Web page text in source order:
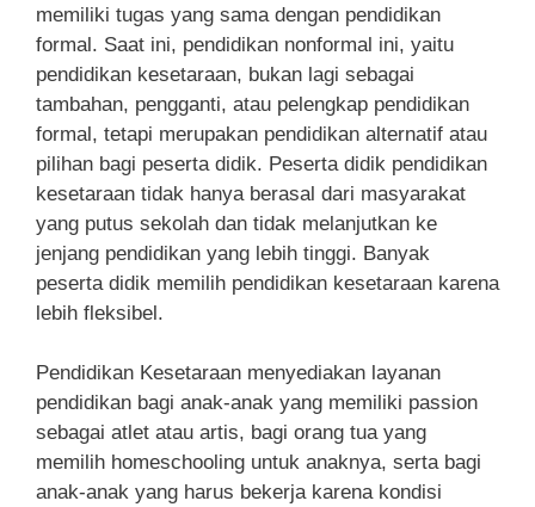
memiliki tugas yang sama dengan pendidikan
formal. Saat ini, pendidikan nonformal ini, yaitu
pendidikan kesetaraan, bukan lagi sebagai
tambahan, pengganti, atau pelengkap pendidikan
formal, tetapi merupakan pendidikan alternatif atau
pilihan bagi peserta didik. Peserta didik pendidikan
kesetaraan tidak hanya berasal dari masyarakat
yang putus sekolah dan tidak melanjutkan ke
jenjang pendidikan yang lebih tinggi. Banyak
peserta didik memilih pendidikan kesetaraan karena
lebih fleksibel.
Pendidikan Kesetaraan menyediakan layanan
pendidikan bagi anak-anak yang memiliki passion
sebagai atlet atau artis, bagi orang tua yang
memilih homeschooling untuk anaknya, serta bagi
anak-anak yang harus bekerja karena kondisi